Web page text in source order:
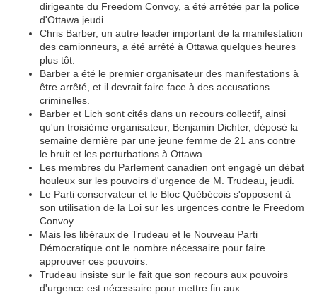
dirigeante du Freedom Convoy, a été arrêtée par la police
d'Ottawa jeudi.
Chris Barber, un autre leader important de la manifestation
des camionneurs, a été arrêté à Ottawa quelques heures
plus tôt.
Barber a été le premier organisateur des manifestations à
être arrêté, et il devrait faire face à des accusations
criminelles.
Barber et Lich sont cités dans un recours collectif, ainsi
qu'un troisième organisateur, Benjamin Dichter, déposé la
semaine dernière par une jeune femme de 21 ans contre
le bruit et les perturbations à Ottawa.
Les membres du Parlement canadien ont engagé un débat
houleux sur les pouvoirs d'urgence de M. Trudeau, jeudi.
Le Parti conservateur et le Bloc Québécois s'opposent à
son utilisation de la Loi sur les urgences contre le Freedom
Convoy.
Mais les libéraux de Trudeau et le Nouveau Parti
Démocratique ont le nombre nécessaire pour faire
approuver ces pouvoirs.
Trudeau insiste sur le fait que son recours aux pouvoirs
d'urgence est nécessaire pour mettre fin aux